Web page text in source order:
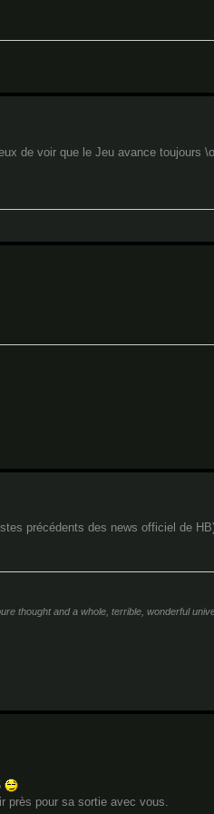
de voir que le Jeu avance toujours
précédents des news officiel de
thought and a whole, terrible, wonderful
près pour sa sortie avec vous.